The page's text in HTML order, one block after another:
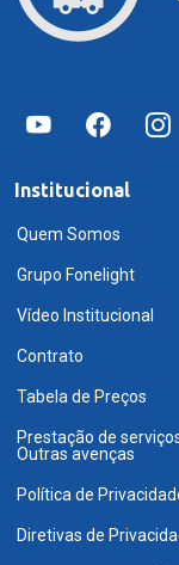
Institucional
Quem Somos
Grupo Fonelight
Vídeo Institucional
Contrato
Tabela de Preços
Prestação de
Outras avenças
Política de
Diretivas de